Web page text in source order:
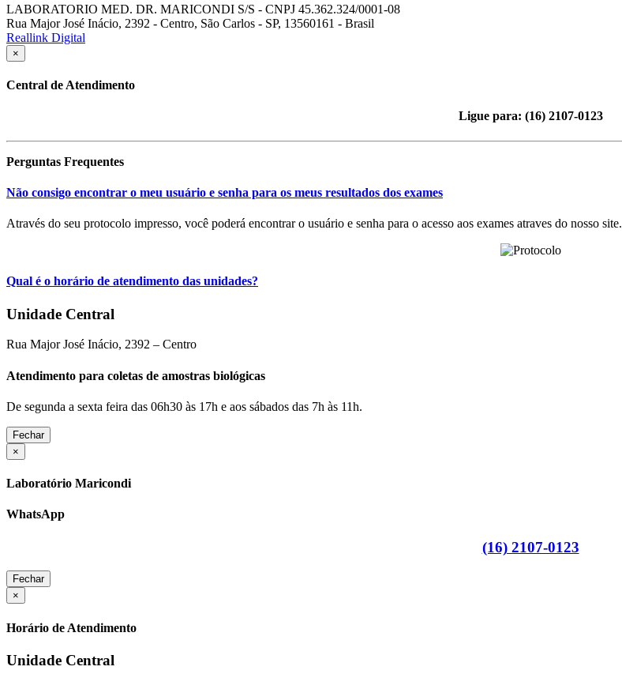
LABORATORIO MED. DR. MARICONDI S/S - CNPJ 45.362.324/0001-08
Rua Major José Inácio, 2392 - Centro, São Carlos - SP, 13560161 - Brasil
Reallink Digital
×
Central de Atendimento
Ligue para: (16) 2107-0123
Perguntas Frequentes
Não consigo encontrar o meu usuário e senha para os meus resultados dos exames
Através do seu protocolo impresso, você poderá encontrar o usuário e senha para o acesso aos exames atraves do nosso site.
Qual é o horário de atendimento das unidades?
Unidade Central
Rua Major José Inácio, 2392 – Centro
Atendimento para coletas de amostras biológicas
De segunda a sexta feira das 06h30 às 17h e aos sábados das 7h às 11h.
Fechar
×
Laboratório Maricondi
WhatsApp
(16) 2107-0123
Fechar
×
Horário de Atendimento
Unidade Central